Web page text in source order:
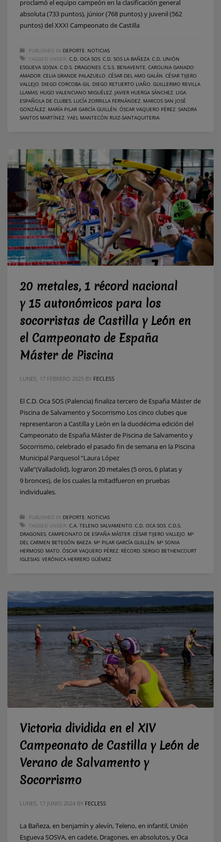
proclamó el equipo campeón en la clasificación general
absoluta (733 puntos), júnior (768 puntos) y juvenil (562
puntos) del XXXI Campeonato de Castilla
PUBLISHED IN DEPORTE NOTICIAS
TAGGED UNDER: C.D. OCA SOS C.D. SOS LA BAÑEZA C.D. UNIÓN
ESGUEVA SOSVA C.D.S. DRAGONES C.S.S. BENAVENTE CAROLINA GANADO
AMADOR CELIA GRANDE PALAZUELO CÉSAR DEL AMO GALÁN CÉSAR TIJERO
VALLEJO DIEGO CORCOBA GIL DIEGO RETUERTO LIAÑO GUILLERMO REVILLA
LLAMAS HUGO VALENCIANO MIGUÉLEZ JAVIER HUERGA SÁNCHEZ LIGA
ESPAÑOLA DE CLUBES LUCÍA ZORRILLA FERNÁNDEZ MARCOS SAN JOSÉ
GONZÁLEZ MARÍA PILAR GARCÍA GUILLÉN ÓSCAR VAQUERO PÉREZ SANDRA
SANTOS MARTÍNEZ YAEL MANTECÓN RUIZ-SANTAQUITERIA
20 metales, 1 récord nacional
y 15 autonómicos para los
socorristas de Castilla y León en
el Campeonato de España
Máster de Piscina
LUNES, 17 FEBRERO 2025 BY FECLESS
El C.D. Oca SOS (Palencia) finaliza tercero de España Máster de
Piscina de Salvamento y Socorrismo Los cinco clubes que
representaron a Castilla y León en la duodécima edición del
Campeonato de España Máster de Piscina de Salvamento y
Socorrismo, celebrado el pasado fin de semana en la Piscina
Municipal Parquesol “Laura López
Valle”(Valladolid), lograron 20 metales (5 oros, 6 platas y
9 bronces), de los cuales la mitadfueron en pruebas
individuales.
PUBLISHED IN DEPORTE NOTICIAS
TAGGED UNDER: C.A. TELENO SALVAMENTO C.D. OCA SOS C.D.S.
DRAGONES CAMPEONATO DE ESPAÑA MÁSTER CÉSAR TIJERO VALLEJO Mª
DEL CARMEN BETEGÓN BAEZA Mª PILAR GARCÍA GUILLÉN Mª SONIA
HERMOSO MATO ÓSCAR VAQUERO PÉREZ RÉCORD SERGIO BETHENCOURT
IGLESIAS VERÓNICA HERRERO GÜÉMEZ
Victoria dividida en el XIV
Campeonato de Castilla y León de
Verano de Salvamento y
Socorrismo
LUNES, 17 JUNIO 2024 BY FECLESS
La Bañeza, en benjamín y alevín, Teleno, en infantil, Unión
Esgueva SOSVA, en cadete, Dragones, en absolutos, y Oca